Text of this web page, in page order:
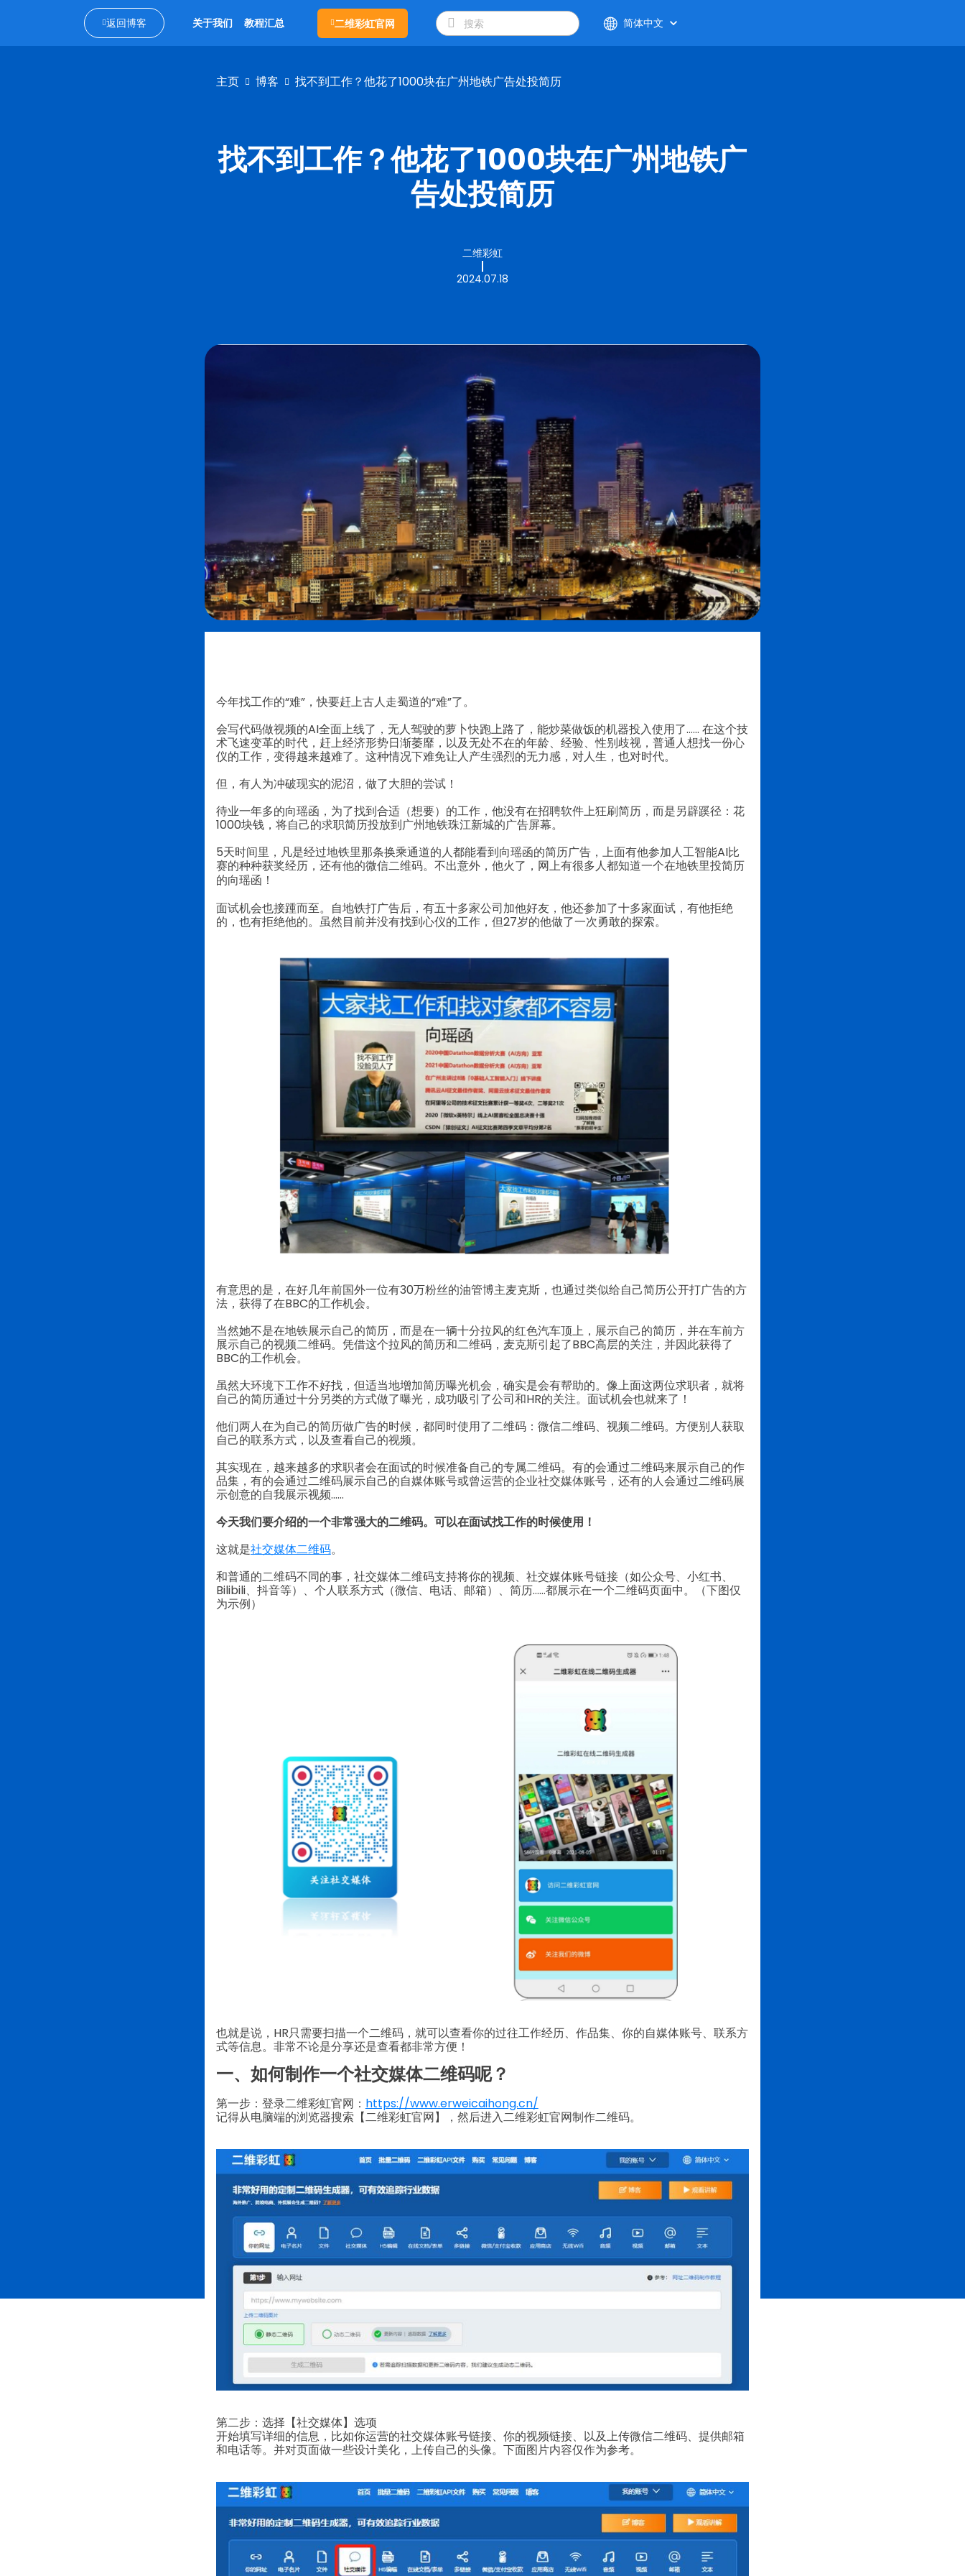
返回博客 关于我们 教程汇总 二维彩虹官网 简体中文
主页 博客 找不到工作？他花了1000块在广州地铁广告处投简历
找不到工作？他花了1000块在广州地铁广
告处投简历
二维彩虹
2024.07.18
今年找工作的“难”，快要赶上古人走蜀道的“难”了。
会写代码做视频的AI全面上线了，无人驾驶的萝卜快跑上路了，能炒菜做饭的机器投入使用了…… 在这个技
术飞速变革的时代，赶上经济形势日渐萎靡，以及无处不在的年龄、经验、性别歧视，普通人想找一份心
仪的工作，变得越来越难了。这种情况下难免让人产生强烈的无力感，对人生，也对时代。
但，有人为冲破现实的泥沼，做了大胆的尝试！
待业一年多的向瑶函，为了找到合适（想要）的工作，他没有在招聘软件上狂刷简历，而是另辟蹊径：花
1000块钱，将自己的求职简历投放到广州地铁珠江新城的广告屏幕。
5天时间里，凡是经过地铁里那条换乘通道的人都能看到向瑶函的简历广告，上面有他参加人工智能AI比
赛的种种获奖经历，还有他的微信二维码。不出意外，他火了，网上有很多人都知道一个在地铁里投简历
的向瑶函！
面试机会也接踵而至。 自地铁打广告后，有五十多家公司加他好友，他还参加了十多家面试，有他拒绝
的，也有拒绝他的。虽然目前并没有找到心仪的工作，但27岁的他做了一次勇敢的探索。
有意思的是，在好几年前国外一位有30万粉丝的油管博主麦克斯，也通过类似给自己简历公开打广告的方
法，获得了在BBC的工作机会。
当然她不是在地铁展示自己的简历，而是在一辆十分拉风的红色汽车顶上，展示自己的简历，并在车前方
展示自己的视频二维码。凭借这个拉风的简历和二维码，麦克斯引起了BBC高层的关注，并因此获得了
BBC的工作机会。
虽然大环境下工作不好找，但适当地增加简历曝光机会，确实是会有帮助的。像上面这两位求职者，就将
自己的简历通过十分另类的方式做了曝光，成功吸引了公司和HR的关注。面试机会也就来了！
他们两人在为自己的简历做广告的时候，都同时使用了二维码：微信二维码、视频二维码。方便别人获取
自己的联系方式，以及查看自己的视频。
其实现在，越来越多的求职者会在面试的时候准备自己的专属二维码。有的会通过二维码来展示自己的作
品集，有的会通过二维码展示自己的自媒体账号或曾运营的企业社交媒体账号，还有的人会通过二维码展
示创意的自我展示视频……
今天我们要介绍的一个非常强大的二维码。可以在面试找工作的时候使用！
这就是社交媒体二维码。
和普通的二维码不同的事，社交媒体二维码支持将你的视频、社交媒体账号链接（如公众号、小红书、
Bilibili、抖音等）、个人联系方式（微信、电话、邮箱）、简历……都展示在一个二维码页面中。（下图仅
为示例）
也就是说，HR只需要扫描一个二维码，就可以查看你的过往工作经历、作品集、你的自媒体账号、联系方
式等信息。非常不论是分享还是查看都非常方便！
一、如何制作一个社交媒体二维码呢？
第一步：登录二维彩虹官网： https://www.erweicaihong.cn/
记得从电脑端的浏览器搜索【二维彩虹官网】，然后进入二维彩虹官网制作二维码。
第二步：选择【社交媒体】选项
开始填写详细的信息，比如你运营的社交媒体账号链接、你的视频链接、以及上传微信二维码、提供邮箱
和电话等。并对页面做一些设计美化，上传自己的头像。下面图片内容仅作为参考。